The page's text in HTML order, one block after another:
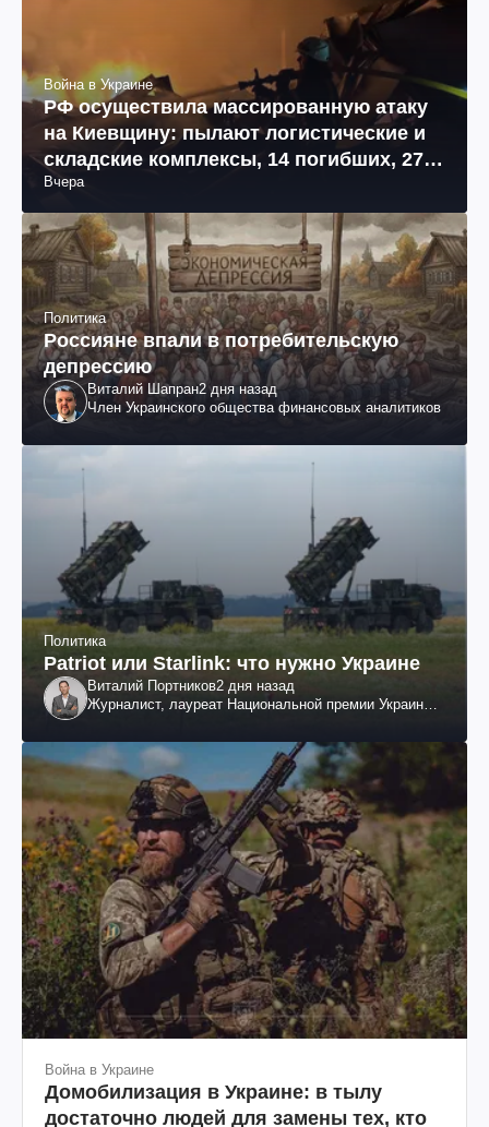
Война в Украине
РФ осуществила массированную атаку
на Киевщину: пылают логистические и
складские комплексы, 14 погибших, 27
раненых (фото, видео)
Вчера
Политика
Россияне впали в потребительскую
депрессию
Виталий Шапран2 дня назад
Член Украинского общества финансовых аналитиков
Политика
Patriot или Starlink: что нужно Украине
Виталий Портников2 дня назад
Журналист, лауреат Национальной премии Украины
Война в Украине
Домобилизация в Украине: в тылу
достаточно людей для замены тех, кто